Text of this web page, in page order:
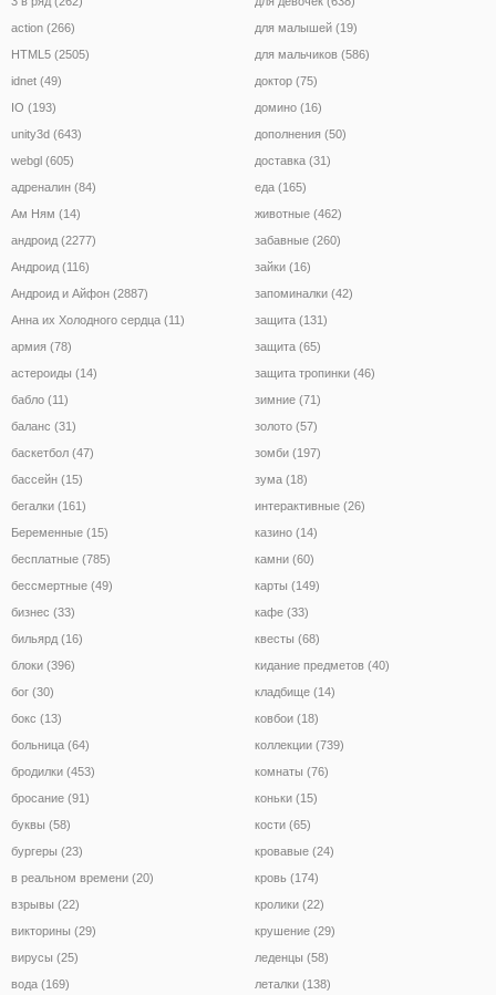
action (266)
HTML5 (2505)
idnet (49)
IO (193)
unity3d (643)
webgl (605)
адреналин (84)
Ам Ням (14)
андроид (2277)
Андроид (116)
Андроид и Айфон (2887)
Анна их Холодного сердца (11)
армия (78)
астероиды (14)
бабло (11)
баланс (31)
баскетбол (47)
бассейн (15)
бегалки (161)
Беременные (15)
бесплатные (785)
бессмертные (49)
бизнес (33)
бильярд (16)
блоки (396)
бог (30)
бокс (13)
больница (64)
бродилки (453)
бросание (91)
буквы (58)
бургеры (23)
в реальном времени (20)
взрывы (22)
викторины (29)
вирусы (25)
вода (169)
для малышей (19)
для мальчиков (586)
доктор (75)
домино (16)
дополнения (50)
доставка (31)
еда (165)
животные (462)
забавные (260)
зайки (16)
запоминалки (42)
защита (131)
защита (65)
защита тропинки (46)
зимние (71)
золото (57)
зомби (197)
зума (18)
интерактивные (26)
казино (14)
камни (60)
карты (149)
кафе (33)
квесты (68)
кидание предметов (40)
кладбище (14)
ковбои (18)
коллекции (739)
комнаты (76)
коньки (15)
кости (65)
кровавые (24)
кровь (174)
кролики (22)
крушение (29)
леденцы (58)
леталки (138)